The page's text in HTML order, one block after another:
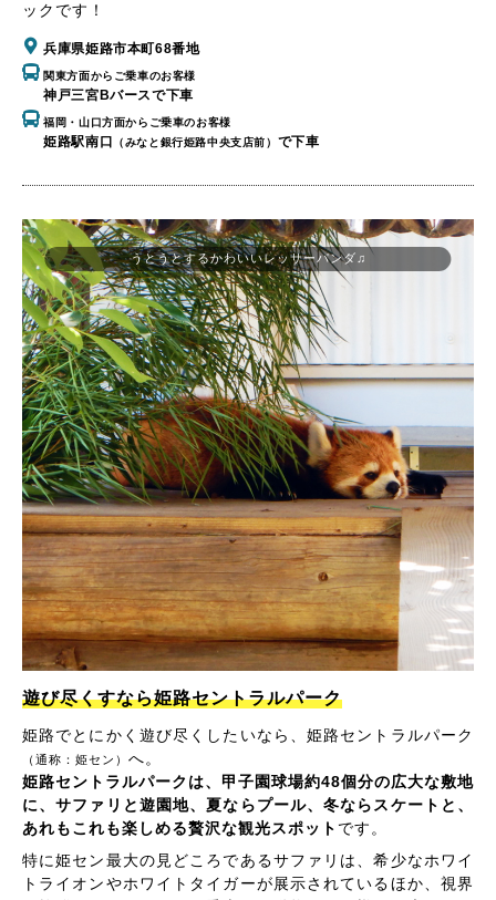
ックです！
兵庫県姫路市本町68番地
関東方面からご乗車のお客様
神戸三宮Bバースで下車
福岡・山口方面からご乗車のお客様
姫路駅南口 （みなと銀行姫路中央支店前） で下車
遊び尽くすなら姫路セントラルパーク
姫路でとにかく遊び尽くしたいなら、姫路セントラルパーク
（通称：姫セン） へ。
姫路セントラルパークは、甲子園球場約48個分の広大な敷地
に、サファリと遊園地、夏ならプール、冬ならスケートと、
あれもこれも楽しめる贅沢な観光スポット です。
特に姫セン最大の見どころであるサファリは、希少なホワイ
トライオンやホワイトタイガーが展示されているほか、視界
うとうとするかわいいレッサーパンダ♫